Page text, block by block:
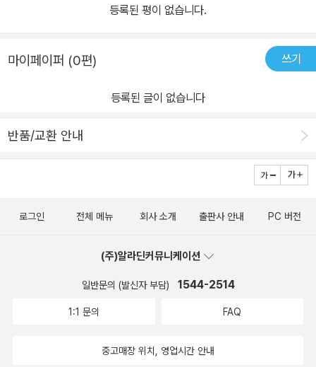
등록된 평이 없습니다.
마이페이퍼 (0편) 쓰기
등록된 글이 없습니다
반품/교환 안내
로그인 전체 메뉴 회사 소개 출판사 안내 PC 버전
(주)알라딘커뮤니케이션
일반문의 (발신자 부담) 1544-2514
1:1 문의 FAQ
중고매장 위치, 영업시간 안내